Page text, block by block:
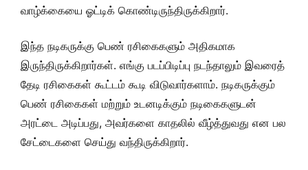
வாழ்க்கையை ஓட்டிக் கொண்டிருந்திருக்கிறார்.
இந்த நடிகருக்கு பெண் ரசிகைகளும் அதிகமாக
இருந்திருக்கிறார்கள். எங்கு படப்பிடிப்பு நடந்தாலும் இவரைத்
தேடி ரசிகைகள் கூட்டம் கூடி விடுவார்களாம். நடிகருக்கும்
பெண் ரசிகைகள் மற்றும் உடனடிக்கும் நடிகைகளுடன்
அரட்டை அடிப்பது, அவர்களை காதலில் வீழ்த்துவது என பல
சேட்டைகளை செய்து வந்திருக்கிறார்.